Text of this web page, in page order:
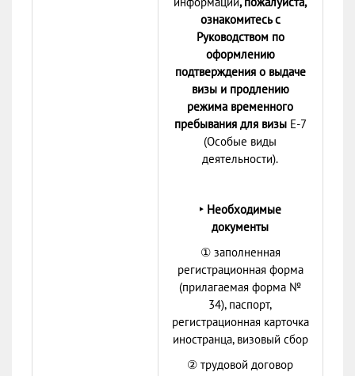
ознакомитесь с
Руководством по
оформлению
подтверждения о выдаче
визы и продлению
режима временного
пребывания для визы Е-7
(Особые виды
деятельности).
‣ Необходимые
документы
① заполненная
регистрационная форма
(прилагаемая форма №
34), паспорт,
регистрационная карточка
иностранца, визовый сбор
② трудовой договор